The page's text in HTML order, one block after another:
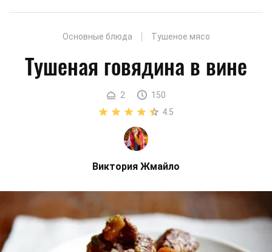
Основные блюда Тушеное мясо
Тушеная говядина в вине
2
150
4.5
Виктория Жмайло